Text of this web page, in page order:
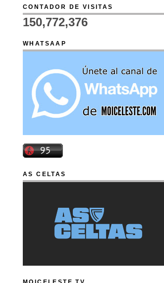
CONTADOR DE VISITAS
150,772,376
WHATSAAP
AS CELTAS